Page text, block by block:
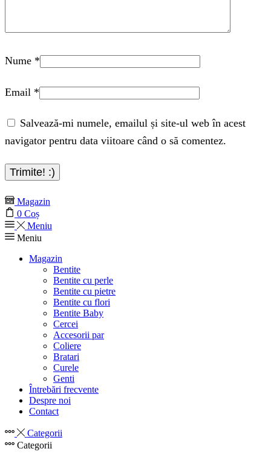
Nume *
Email *
Salvează-mi numele, emailul și site-ul web în acest
navigator pentru data viitoare când o să comentez.
Magazin
0 Coș
Meniu
Meniu
Magazin
Bentite
Bentite cu perle
Bentite cu pietre
Bentite cu flori
Bentite Baby
Cercei
Accesorii par
Coliere
Bratari
Curele
Genti
Întrebări frecvente
Despre noi
Contact
Categorii
Categorii